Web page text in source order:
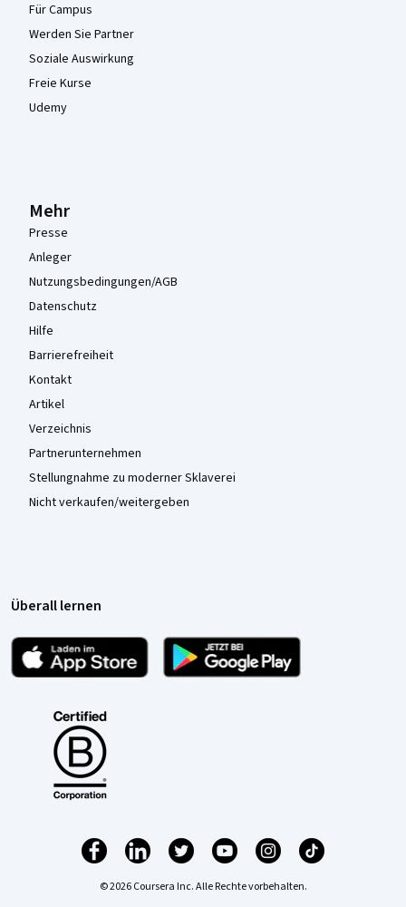
Für Campus
Werden Sie Partner
Soziale Auswirkung
Freie Kurse
Udemy
Mehr
Presse
Anleger
Nutzungsbedingungen/AGB
Datenschutz
Hilfe
Barrierefreiheit
Kontakt
Artikel
Verzeichnis
Partnerunternehmen
Stellungnahme zu moderner Sklaverei
Nicht verkaufen/weitergeben
Überall lernen
© 2026 Coursera Inc. Alle Rechte vorbehalten.